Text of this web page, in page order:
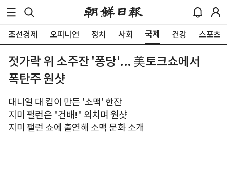
조선경제 오피니언 정치 사회 국제 건강 스포츠
젓가락 위 소주잔 '퐁당'... 美토크쇼에서
폭탄주 원샷
대니얼 대 킴이 만든 '소맥' 한잔
지미 팰런은 "건배!" 외치며 원샷
지미 팰런 쇼에 출연해 소맥 문화 소개